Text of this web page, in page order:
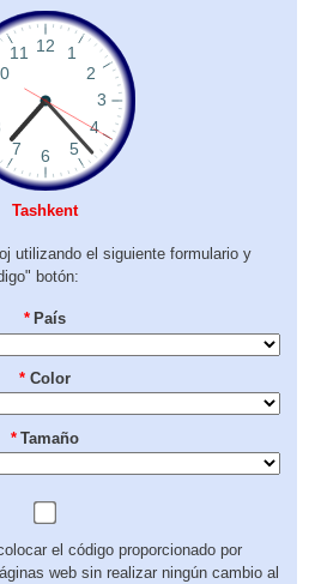
Tashkent
utilizando el siguiente formulario y
botón:
* País
* Color
* Tamaño
el código proporcionado por
web sin realizar ningún cambio al